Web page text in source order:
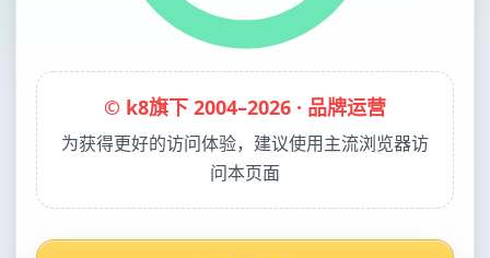
© k8旗下 2004–2026 · 品牌运营
为获得更好的访问体验，建议使用主流浏览器访
问本页面